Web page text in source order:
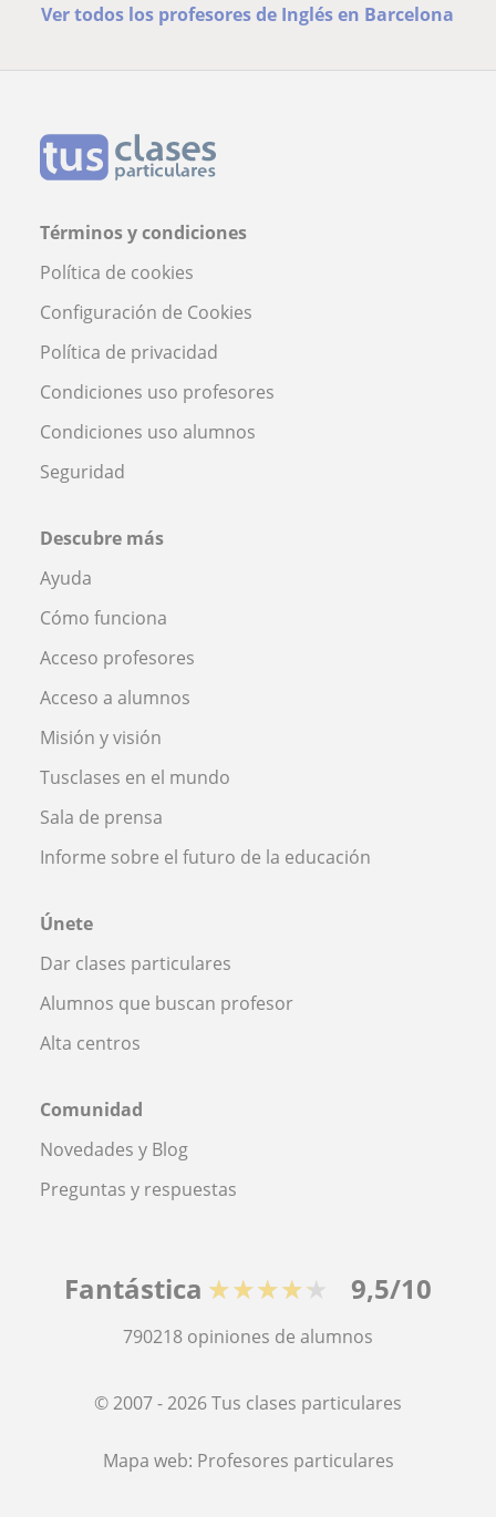
Ver todos los profesores de Inglés en Barcelona
Términos y condiciones
Política de cookies
Configuración de Cookies
Política de privacidad
Condiciones uso profesores
Condiciones uso alumnos
Seguridad
Descubre más
Ayuda
Cómo funciona
Acceso profesores
Acceso a alumnos
Misión y visión
Tusclases en el mundo
Sala de prensa
Informe sobre el futuro de la educación
Únete
Dar clases particulares
Alumnos que buscan profesor
Alta centros
Comunidad
Novedades y Blog
Preguntas y respuestas
Fantástica ★★★★★ 9,5/10
790218 opiniones de alumnos
© 2007 - 2026 Tus clases particulares
Mapa web: Profesores particulares